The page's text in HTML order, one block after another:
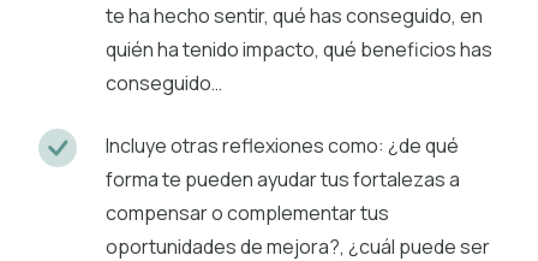
te ha hecho sentir, qué has conseguido, en
quién ha tenido impacto, qué beneficios has
conseguido…
Incluye otras reflexiones como: ¿de qué
forma te pueden ayudar tus fortalezas a
compensar o complementar tus
oportunidades de mejora?, ¿cuál puede ser